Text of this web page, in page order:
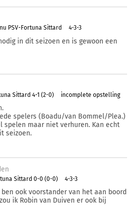
PSV-Fortuna Sittard 4-3-3
in dit seizoen en is gewoon een
Sittard 4-1 (2-0) incomplete opstelling
spelers (Boadu/van Bommel/Plea.)
maar niet verhuren. Kan echt
seizoen.
Sittard 0-0 (0-0) 4-3-3
ook voorstander van het aan boord
ik Robin van Duiven er ook bij